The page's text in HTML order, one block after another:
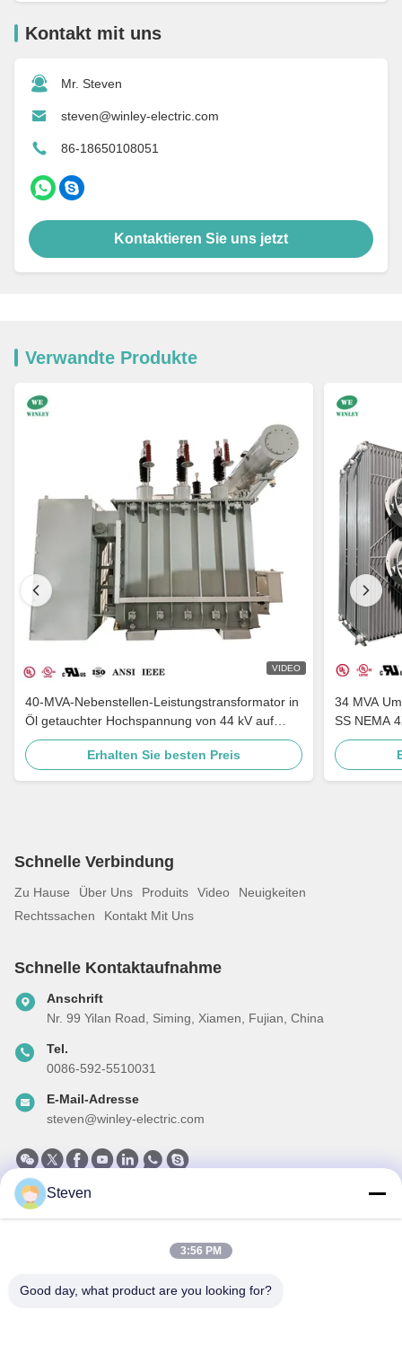
Kontakt mit uns
Mr. Steven
steven@winley-electric.com
86-18650108051
Kontaktieren Sie uns jetzt
Verwandte Produkte
VIDEO
40-MVA-Nebenstellen-Leistungstransformator in
Öl getauchter Hochspannung von 44 kV auf
34,5 kV nach ANSI-IEEE-Standards
Erhalten Sie besten Preis
34 MVA
SS NEMA
Schnelle Verbindung
Zu Hause Über Uns Produits Video
Neuigkeiten
Rechtssachen
Kontakt Mit Uns
Schnelle Kontaktaufnahme
Anschrift
Nr. 99 Yilan Road, Siming, Xiamen, Fujian, China
Tel.
0086-592-5510031
E-Mail-Adresse
steven@winley-electric.com
Unser Newsletter
Steven
3:56 PM
Good day, what product are you looking for?